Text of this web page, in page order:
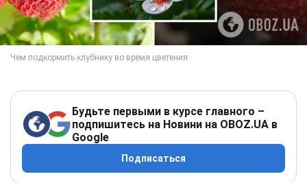
Будьте первыми в курсе главного –
подпишитесь на Новини на OBOZ.UA в
Google
Подписаться